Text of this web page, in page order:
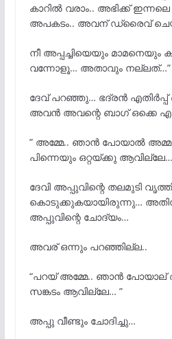
കാറിൽ വരാം.. അഭിക്ക്
അപകടം.. അവന് ഡ്രൈവ്
നീ അപ്പച്ചിയെയും മാമനെയും
വന്നോളൂ… അതാവും നല്ലത്…”
ദേവ് പറഞ്ഞു… ഭദ്രൻ എതിര്
അവന്അവന്റെ ബാഗ് ഒക്കെ
” അമ്മേ.. ഞാൻ പോയാൽ
പിന്നെയും ഒറ്റയ്ക്കു ആവില്ലേ…
ദേവി അപ്പുവിന്റെ തലമുടി
കൊടുക്കുകയായിരുന്നു…
അപ്പുവിന്റെ ചോദ്യം…
അവര് ഒന്നും പറഞ്ഞില്ല..
“പറയ് അമ്മേ.. ഞാൻ പോയാല്
സങ്കടം ആവില്ലേ… ”
അപ്പു വീണ്ടും ചോദിച്ചു…